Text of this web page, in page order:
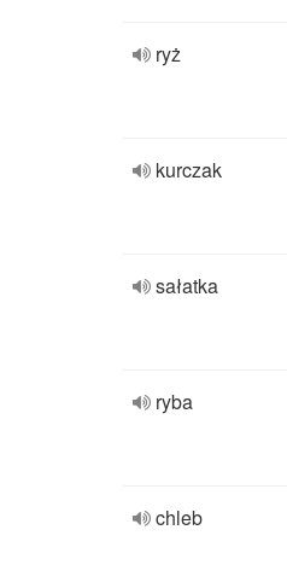
ryż
kurczak
sałatka
ryba
chleb